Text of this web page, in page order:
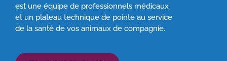
est une équipe de professionnels médicaux
et un plateau technique de pointe au service
de la santé de vos animaux de compagnie.